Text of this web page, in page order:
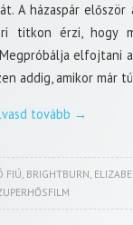
A házaspár
titkon érzi, hogy
elfojtani
addig, amikor már
tovább →
FIÚ, BRIGHTBURN,